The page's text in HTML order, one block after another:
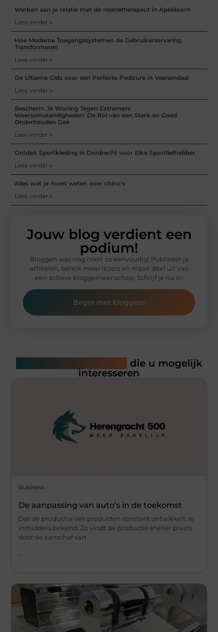
Werken aan je relatie met de relatietherapeut in Apeldoorn
Lees verder »
Hoe Moderne Toegangssystemen de Gebruikerservaring
Transformeren
Lees verder »
De Ultieme Gids voor een Perfecte Pedicure in Veenendaal
Lees verder »
Bescherm Je Woning Tegen Extremere
Weersomstandigheden: De Rol van een Sterk en Goed
Onderhouden Dak
Lees verder »
Ontdek Sportkleding in Dordrecht voor Elke Sportliefhebber
Lees verder »
Alles wat je moet weten over chino's
Lees verder »
Jouw blog verdient een
podium!
Bloggen was nog nooit zo eenvoudig! Publiceer je
artikelen, bereik meer lezers en maak deel uit van
een actieve bloggemeenschap. Schrijf je nu in!
Begin met bloggen!
die u mogelijk
interesseren
Business
De aanpassing van auto’s in de toekomst
Dat de productie van producten constant ontwikkelt, is
inmiddels bekend. Zo vindt de productie sneller plaats
door de aanschaf van
...